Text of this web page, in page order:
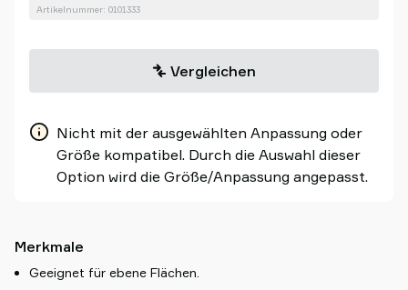
Artikelnummer: 0101333
Vergleichen
Nicht mit der ausgewählten Anpassung oder
Größe kompatibel. Durch die Auswahl dieser
Option wird die Größe/Anpassung angepasst.
Merkmale
Geeignet für ebene Flächen.